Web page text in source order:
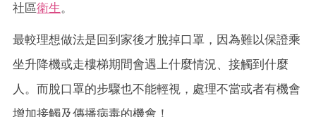
社區衛生 。
最較理想做法是回到家後才脫掉口罩，因為難以保證乘
坐升降機或走樓梯期間會遇上什麼情況、接觸到什麼
人。而脫口罩的步驟也不能輕視，處理不當或者有機會
增加接觸及傳播病毒的機會！